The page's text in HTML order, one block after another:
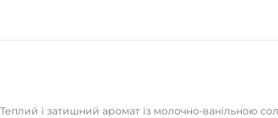
Теплий і затишний аромат із молочно-ванільною